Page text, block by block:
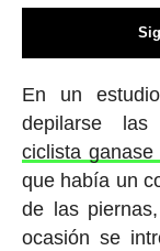
En un
depilarse
ciclista
que había un
de las
ocasión se